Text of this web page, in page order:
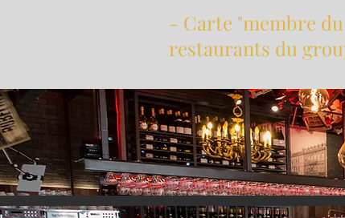
- Carte "membre
restaurants du